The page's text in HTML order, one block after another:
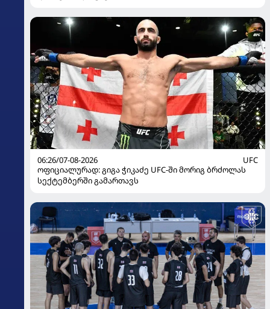
06:26/07-08-2026
UFC
ოფიციალურად: გიგა ჭიკაძე UFC-ში მორიგ ბრძოლას
სექტემბერში გამართავს